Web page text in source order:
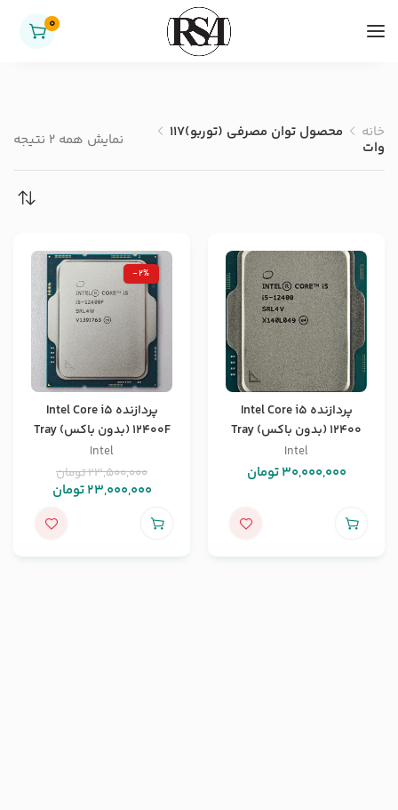
0
خانه محصول توان مصرفی (توربو)117
وات نمایش همه 2 نتیجه
پردازنده Intel Core i5
12400 (بدون باکس) Tray
Intel
30,000,000تومان
-2%
پردازنده Intel Core i5
12400F (بدون باکس) Tray
Intel
23,500,000تومان
23,000,000تومان